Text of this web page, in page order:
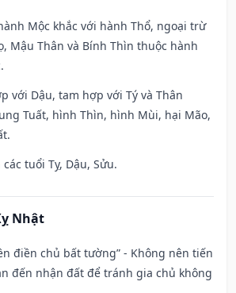
Mộc khắc với hành Thổ, ngoại trừ
Mậu Thân và Bính Thìn thuộc hành
với Dậu, tam hợp với Tý và Thân
Tuất, hình Thìn, hình Mùi, hại Mão,
tuổi Tỵ, Dậu, Sửu.
Nhật
điền chủ bất tường” - Không nên tiến
đến nhận đất để tránh gia chủ không